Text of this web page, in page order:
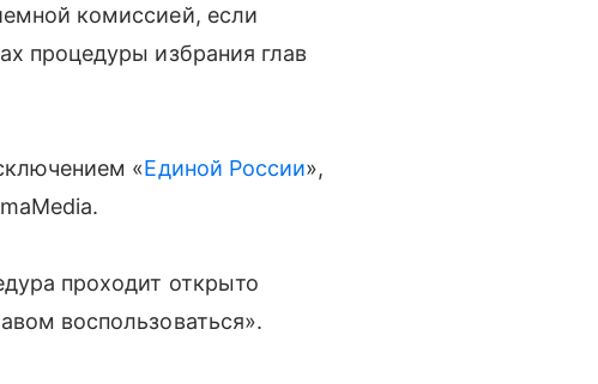
комиссией, если
процедуры избрания глав
«Единой России»,
проходит открыто
воспользоваться».